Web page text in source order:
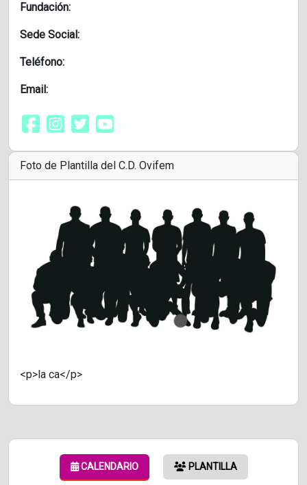
Fundación:
Sede Social:
Teléfono:
Email:
Foto de Plantilla del C.D. Ovifem
<p>la ca</p>
CALENDARIO PLANTILLA